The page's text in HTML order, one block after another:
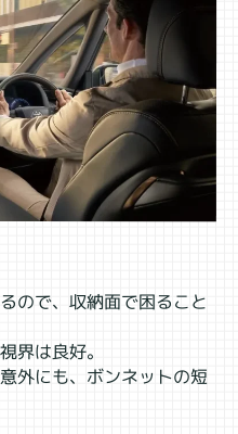
ので、収納面で困ること
界は良好。
外にも、ボンネットの短